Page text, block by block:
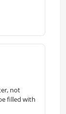
not
filled with